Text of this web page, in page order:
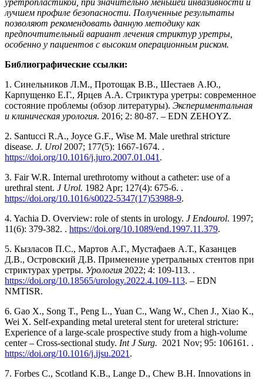
лучшем профиле безопасности. Полученные результаты
позволяют рекомендовать данную методику как
предпочтительный вариант лечения стриктур уретры,
особенно у пациентов с высоким операционным риском.
Библиографические ссылки:
1. Синельников Л.М., Протощак В.В., Шестаев А.Ю.,
Карпущенко Е.Г., Ярцев А.А. Стриктура уретры: современное
состояние проблемы (обзор литературы). Экспериментальная
и клиническая урология. 2016; 2: 80-87. – EDN ZEHOYZ.
2. Santucci R.A., Joyce G.F., Wise M. Male urethral stricture
disease. J. Urol 2007; 177(5): 1667-1674. .
https://doi.org/10.1016/j.juro.2007.01.041 .
3. Fair W.R. Internal urethrotomy without a catheter: use of a
urethral stent. J Urol. 1982 Apr; 127(4): 675-6. .
https://doi.org/10.1016/s0022-5347(17)53988-9.
4. Yachia D. Overview: role of stents in urology. J Endourol. 1997;
11(6): 379-382. . https://doi.org/10.1089/end.1997.11.379.
5. Кызласов П.С., Мартов А.Г., Мустафаев А.Т., Казанцев
Д.В., Островский Д.В. Применение уретральных стентов при
стриктурах уретры. Урология 2022; 4: 109-113. .
https://doi.org/10.18565/urology.2022.4.109-113. – EDN
NMTISR.
6. Gao X., Song T., Peng L., Yuan C., Wang W., Chen J., Xiao K.,
Wei X. Self-expanding metal ureteral stent for ureteral stricture:
Experience of a large-scale prospective study from a high-volume
center – Cross-sectional study. Int J Surg. 2021 Nov; 95: 106161. .
https://doi.org/10.1016/j.ijsu.2021 .
7. Forbes C., Scotland K.B., Lange D., Chew B.H. Innovations in